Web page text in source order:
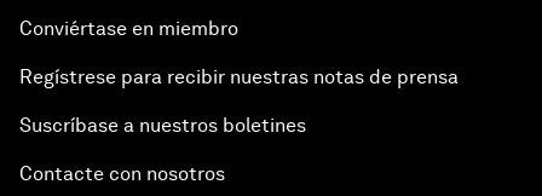
Conviértase en miembro
Regístrese para recibir nuestras notas de prensa
Suscríbase a nuestros boletines
Contacte con nosotros